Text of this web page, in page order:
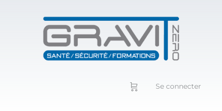
Se connecter